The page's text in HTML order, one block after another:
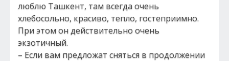
люблю Ташкент, там всегда очень
хлебосольно, красиво, тепло, гостеприимно.
При этом он действительно очень
экзотичный.
– Если вам предложат сняться в продолжении